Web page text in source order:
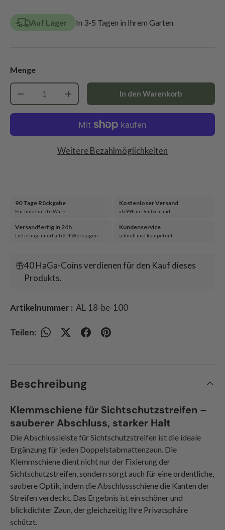
Auf Lager In 3-5 Tagen in Ihrem Garten
Menge
Anzahl
-
+ In den Warenkorb
Weitere Bezahlmöglichkeiten
90 Tage Rückgabe
Für unbenutzte Ware
Kostenloser Versand
ab 99€ in Deutschland
Versandfertig in 24h
Lieferung innerhalb 2-4 Werktagen
Kundenservice
schnell und kompetent
40 HaGa-Coins verdienen für den Kauf dieses
Produkts.
Artikelnummer : AL-18-be-100
Teilen:
Beschreibung
Klemmschiene für Sichtschutzstreifen –
sauberer Abschluss, starker Halt
Die Abschlussleiste für Sichtschutzstreifen ist die ideale
Ergänzung für jeden Doppelstabmattenzaun. Die
Klemmschiene dient nicht nur der Fixierung der
Sichtschutzstreifen, sondern sorgt auch für eine ordentliche,
saubere Optik, indem die Abschlussschiene die Kanten der
Streifen verdeckt. Das Ergebnis ist ein schöner und
blickdichter Zaun, der gleichzeitig Ihre Privatsphäre
schützt.